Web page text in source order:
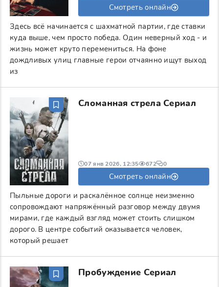
Здесь всё начинается с шахматной партии, где ставки
куда выше, чем просто победа. Один неверный ход - и
жизнь может круто перемениться. На фоне
дождливых улиц главные герои отчаянно ищут выход
из
Смотреть онлайн
Сломанная стрела Сериал
Пыльные дороги и раскалённое солнце неизменно
сопровождают напряжённый разговор между двумя
мирами, где каждый взгляд может стоить слишком
дорого. В центре событий оказывается человек,
который решает
07 янв 2026, 12:35 672 0
Смотреть онлайн
Пробуждение Сериал